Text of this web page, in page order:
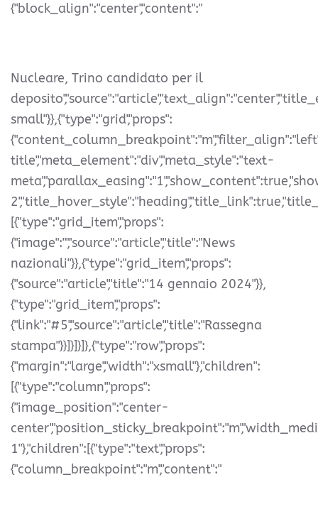
{"block_align":"center","content":"
Nucleare, Trino candidato per il
small"}},{"type":"grid","props":
title","meta_element":"div","meta_style":"text-
[{"type":"grid_item","props":
{"image":"","source":"article","title":"News
nazionali"}},{"type":"grid_item","props":
{"source":"article","title":"14 gennaio 2024"}},
{"type":"grid_item","props":
{"link":"#5","source":"article","title":"Rassegna
stampa"}}]}]}]},{"type":"row","props":
{"margin":"large","width":"xsmall"},"children":
[{"type":"column","props":
{"image_position":"center-
1"},"children":[{"type":"text","props":
{"column_breakpoint":"m","content":"